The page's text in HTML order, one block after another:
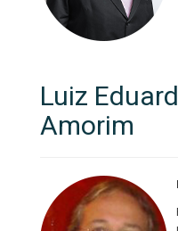
Luiz
Amorim